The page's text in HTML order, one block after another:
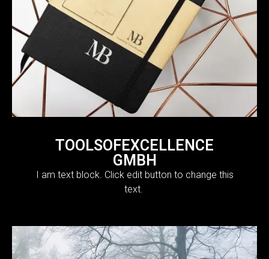
TOOLSOFEXCELLENCE
GMBH
I am text block. Click edit button to change this
text.